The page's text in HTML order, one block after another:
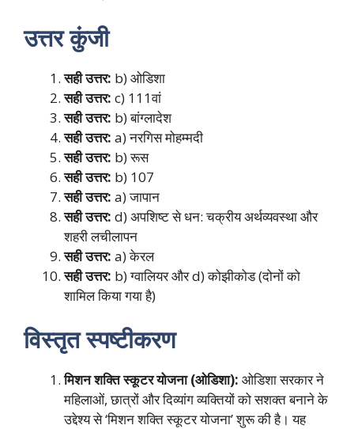
उत्तर कुंजी
सही उत्तर: b) ओडिशा
सही उत्तर: c) 111वां
सही उत्तर: b) बांग्लादेश
सही उत्तर: a) नरगिस मोहम्मदी
सही उत्तर: b) रूस
सही उत्तर: b) 107
सही उत्तर: a) जापान
सही उत्तर: d) अपशिष्ट से धन: चक्रीय अर्थव्यवस्था और
शहरी लचीलापन
सही उत्तर: a) केरल
सही उत्तर: b) ग्वालियर और d) कोझीकोड (दोनों को
शामिल किया गया है)
विस्तृत स्पष्टीकरण
मिशन शक्ति स्कूटर योजना (ओडिशा): ओडिशा सरकार ने
महिलाओं, छात्रों और दिव्यांग व्यक्तियों को सशक्त बनाने के
उद्देश्य से ‘मिशन शक्ति स्कूटर योजना’ शुरू की है। यह